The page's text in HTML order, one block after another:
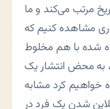
مرتب می‌کند و ما
مشاهده کنیم که
شده با هم مخلوط
به محض انتشار یک
خواهیم کرد مشابه
شدن یک فرد در